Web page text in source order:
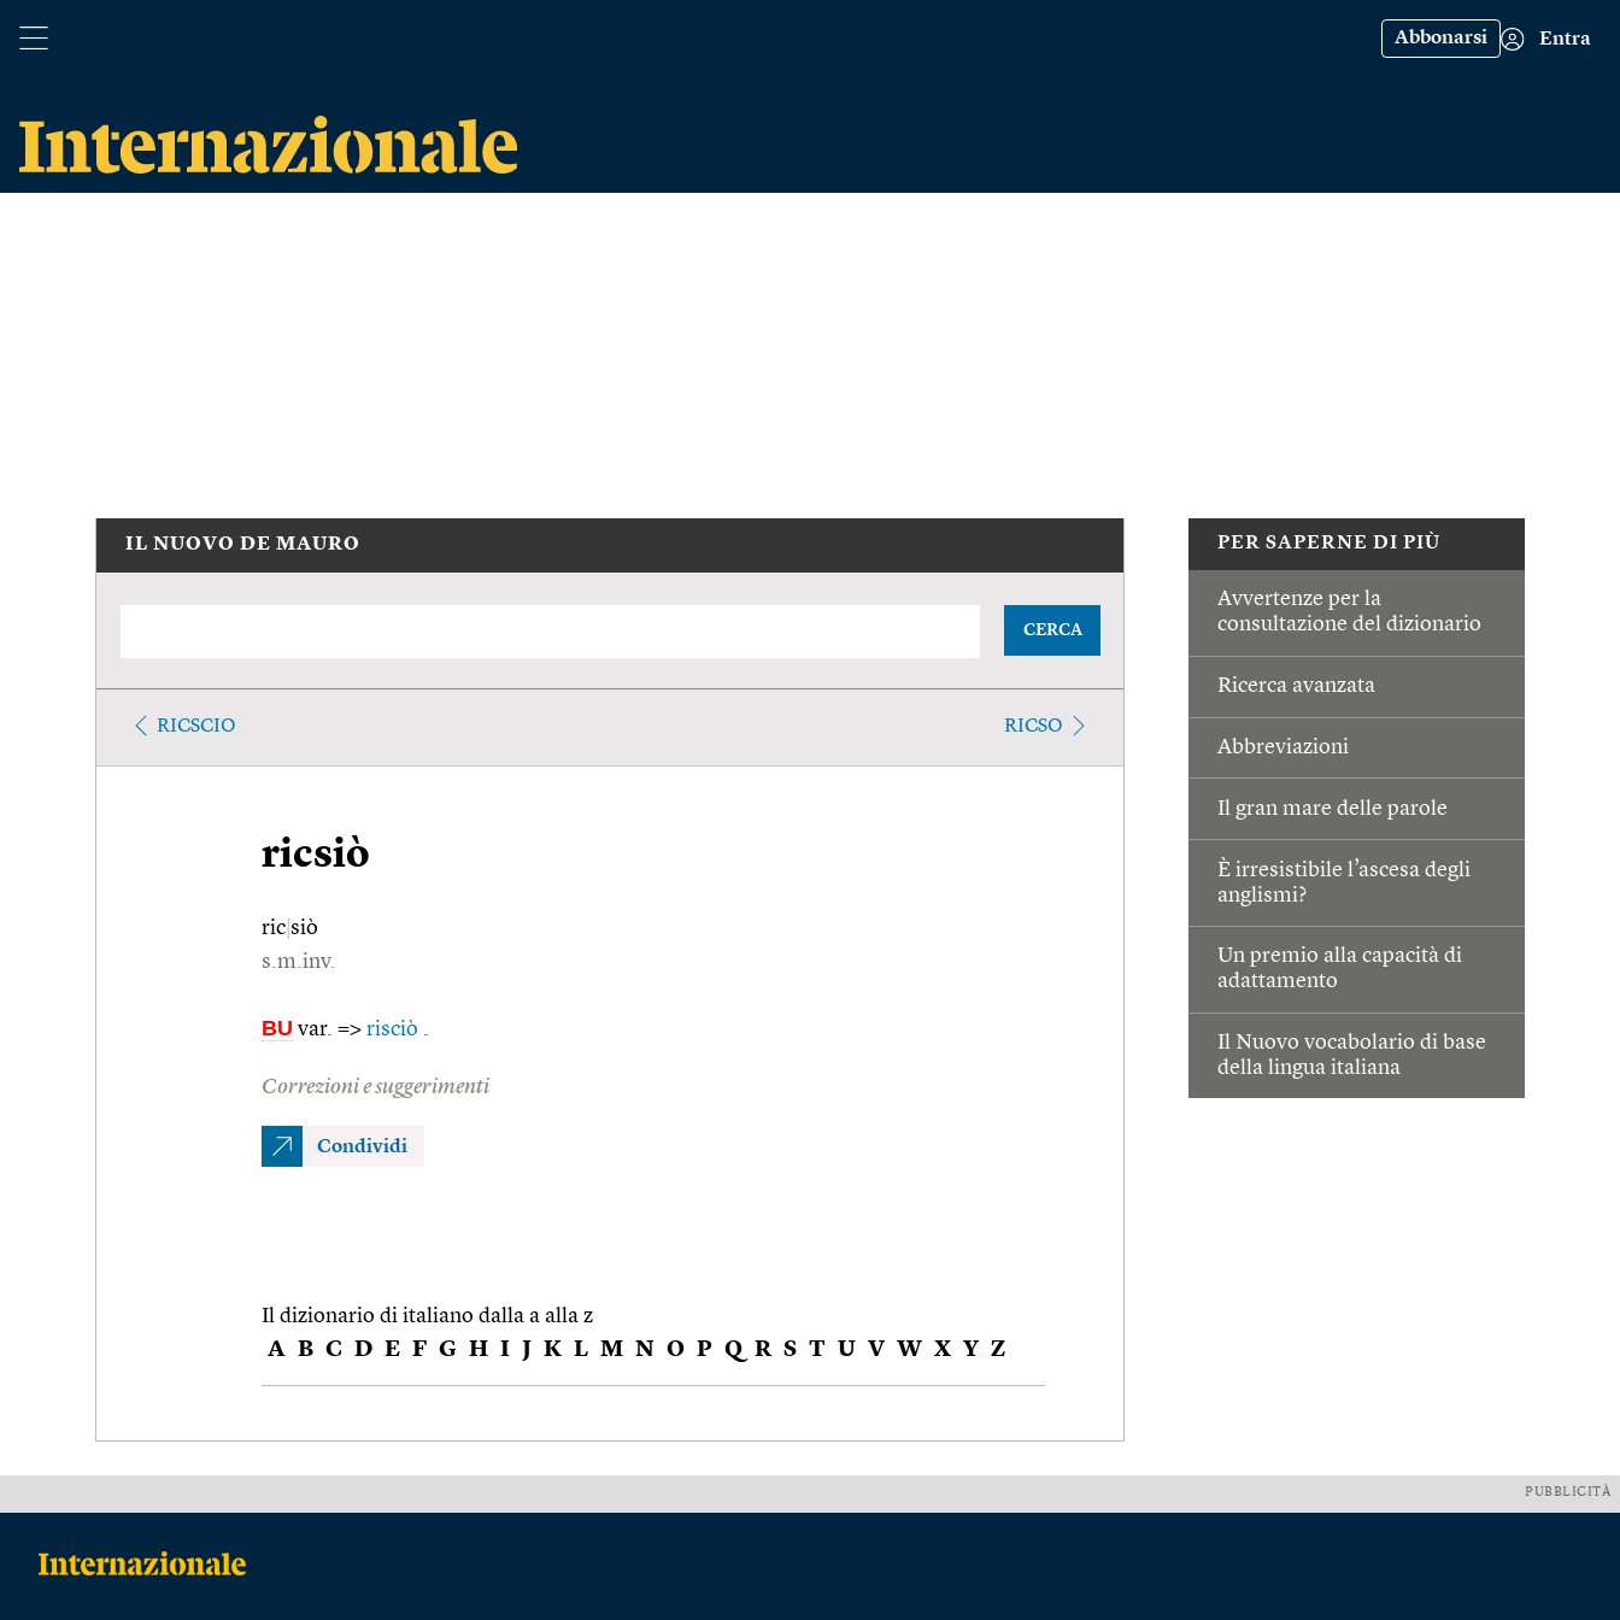
Abbonarsi Entra
PER SAPERNE DI PIÙ
Avvertenze per la
consultazione del dizionario
Ricerca avanzata
Abbreviazioni
Il gran mare delle parole
È irresistibile l’ascesa degli
anglismi?
Un premio alla capacità di
adattamento
Il Nuovo vocabolario di base
della lingua italiana
IL NUOVO DE MAURO
CERCA
RICSCIO RICSO
ricsiò
ric siò
s.m.inv.
BU var. => risciò .
Correzioni e suggerimenti
Condividi
Il dizionario di italiano dalla a alla z
A B C D E F G H I J K L M N O P Q R S T U V W X Y Z
PUBBLICITÀ